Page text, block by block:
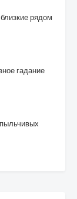
рядом
гадание